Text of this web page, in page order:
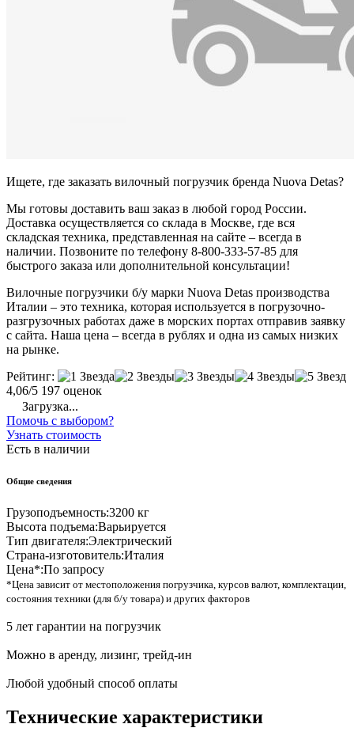
Ищете, где заказать вилочный погрузчик бренда Nuova Detas?
Мы готовы доставить ваш заказ в любой город России.
Доставка осуществляется со склада в Москве, где вся
складская техника, представленная на сайте – всегда в
наличии. Позвоните по телефону 8-800-333-57-85 для
быстрого заказа или дополнительной консультации!
Вилочные погрузчики б/у марки Nuova Detas производства
Италии – это техника, которая используется в погрузочно-
разгрузочных работах даже в морских портах отправив заявку
с сайта. Наша цена – всегда в рублях и одна из самых низких
на рынке.
Рейтинг:
4,06/5 197 оценок
Загрузка...
Помочь с выбором?
Узнать стоимость
Есть в наличии
Общие сведения
Грузоподъемность:3200 кг
Высота подъема:Варьируется
Тип двигателя:Электрический
Страна-изготовитель:Италия
Цена*:По запросу
*Цена зависит от местоположения погрузчика, курсов валют, комплектации,
состояния техники (для б/у товара) и других факторов
5 лет гарантии на погрузчик
Можно в аренду, лизинг, трейд-ин
Любой удобный способ оплаты
Технические характеристики